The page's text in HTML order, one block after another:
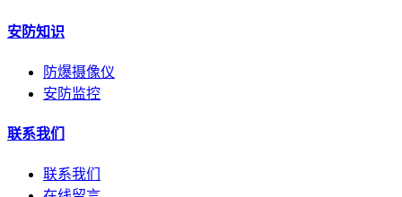
安防知识
防爆摄像仪
安防监控
联系我们
联系我们